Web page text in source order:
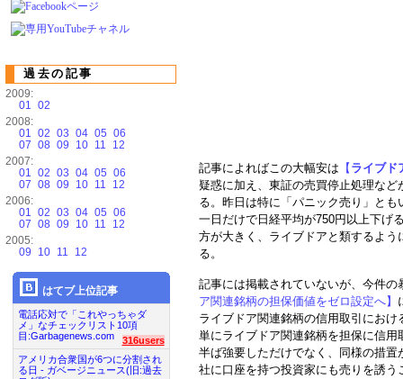
記事によればこの大幅安は 【 ライブド
疑惑に加え、東証の売買停止処理な
る。昨日は特に「パニック売り」と
一日だけで日経平均が750円以上下げ
方が大きく、ライブドアと類するよ
る。
記事には掲載されていないが、今件の
ア関連銘柄の担保価値をゼロ設定へ】
ライブドア関連銘柄の信用取引にお
単にライブドア関連銘柄を担保に信
半ば強要しただけでなく、同様の措
社に口座を持つ投資家にも売りを誘う
過去の記事
2009:
01 02
2008:
01 02 03 04 05 06
07 08 09 10 11
12
2007:
01 02 03 04 05 06
07 08 09 10 11
12
2006:
01 02 03 04 05 06
07 08 09 10 11
12
2005:
09
10 11 12
はてブ上位記事
電話応対で「これやっちゃダ
メ」なチェックリスト10項
目:Garbagenews.com
316users
アメリカ合衆国が6つに分割され
る日 - ガベージニュース(旧:過去